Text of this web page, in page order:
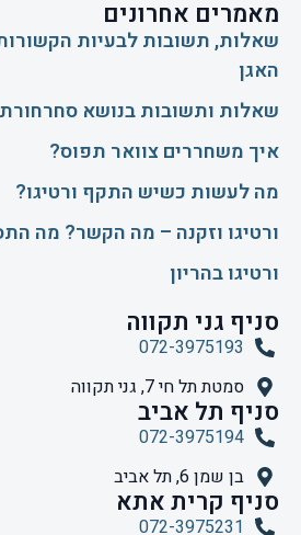
מאמרים אחרונים
שאלות, תשובות לבעיות
האגן
שאלות ותשובות בנושא סחרחורת
איך משחררים צוואר תפוס?
​מה לעשות כשיש התקף ורטיגו?
ורטיגו וזקנה – מה הקשר? מה
ורטיגו בהריון
סניף גני תקווה
072-3975193
סמטת תל חי 7, גני תקווה
סניף תל אביב
072-3975194
בן שמן 6, תל אביב
סניף קרית אתא
072-3975231